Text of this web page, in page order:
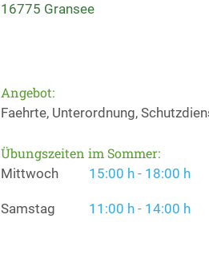
16775 Gransee
Angebot:
Faehrte, Unterordnung,
Übungszeiten im Sommer:
Mittwoch 15:00 h - 18:00 h
Samstag 11:00 h - 14:00 h